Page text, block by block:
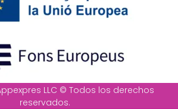
LLC © Todos los derechos
reservados.